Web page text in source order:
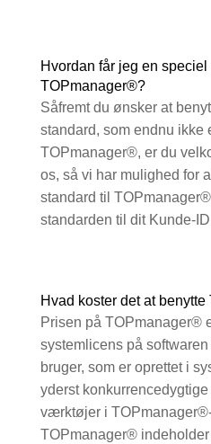
Hvordan får jeg en
TOPmanager®?
Såfremt du ønsker at
standard, som endnu ikke
TOPmanager®, er du
os, så vi har mulighed for
standard til
standarden til dit Kunde-
Hvad koster det at
Prisen på TOPmanager®
systemlicens på
bruger, som er oprettet i
yderst
værktøjer i
TOPmanager®